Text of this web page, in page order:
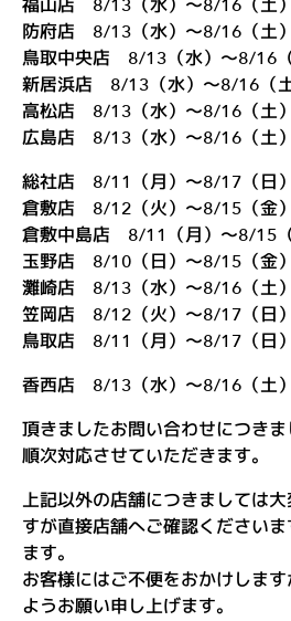
情
報
お
知
ら
せ
お
問
い
合
わ
せ
ス
ポ
ー
ツ
福山店 8/13（水）〜8/16（土
防府店 8/13（水）〜8/16（土）
鳥取中央店 8/13（水）〜8/16（
新居浜店 8/13（水）〜8/16（土
高松店 8/13（水）〜8/16（土
広島店 8/13（水）〜8/16（土）
総社店 8/11（月）〜8/17（日）
倉敷店 8/12（火）〜8/15（金）
倉敷中島店 8/11（月）〜8/15（
玉野店 8/10（日）〜8/15（金）
灘崎店 8/13（水）〜8/16（土）
笠岡店 8/12（火）〜8/17（日）
鳥取店 8/11（月）〜8/17（日）
香西店 8/13（水）～8/16（土）
頂きましたお問い合わせにつき
順次対応させていただきます。
上記以外の店舗につきましては
すが直接店舗へご確認ください
ます。
お客様にはご不便をおかけしま
ようお願い申し上げます。